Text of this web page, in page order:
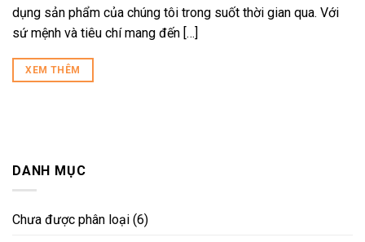
dụng sản phẩm của chúng tôi trong suốt thời gian qua. Với
sứ mệnh và tiêu chí mang đến […]
XEM THÊM
DANH MỤC
Chưa được phân loại (6)